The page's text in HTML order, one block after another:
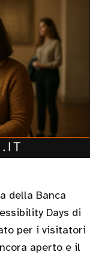
Days di
per i visitatori
aperto e il